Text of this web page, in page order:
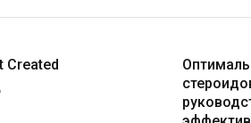
Created